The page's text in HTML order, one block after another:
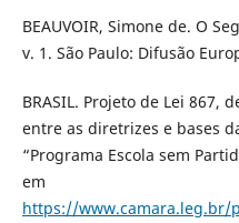
BEAUVOIR, Simone de. O
v. 1. São Paulo: Difusão
BRASIL. Projeto de Lei 867,
entre as diretrizes e bases
“Programa Escola sem
em
https://www.camara.leg.br/